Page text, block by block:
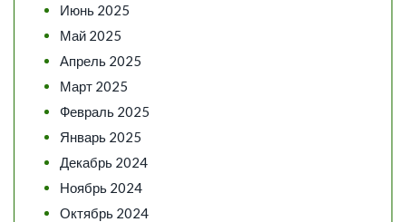
Июнь 2025
Май 2025
Апрель 2025
Март 2025
Февраль 2025
Январь 2025
Декабрь 2024
Ноябрь 2024
Октябрь 2024